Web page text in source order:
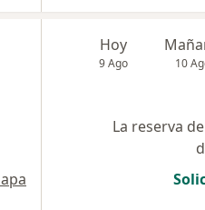
Hoy
9 Ago 10
La reserva